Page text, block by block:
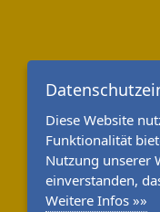
Diese Website
Funktionalität
Nutzung unserer
einverstanden,
Weitere Infos »»